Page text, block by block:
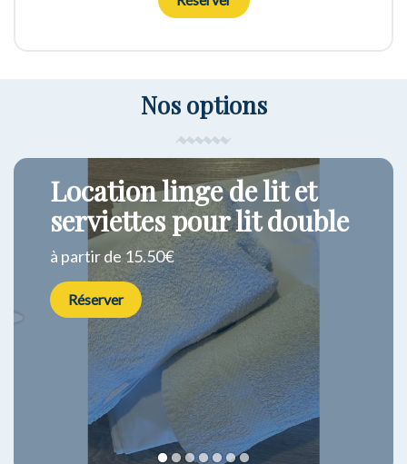
Réserver
Nos options
Location linge de lit et
serviettes pour lit double
à partir de 15.50€
Réserver
1 3 4 5 6 7